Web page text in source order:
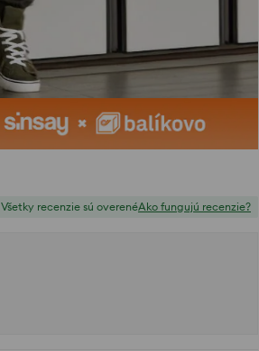
Všetky recenzie sú overenéAko fungujú recenzie?